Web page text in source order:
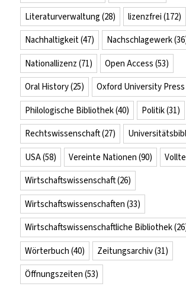
Literaturverwaltung (28) lizenzfrei (172)
Nachhaltigkeit(47) Nachschlagewerk
Nationallizenz (71) Open Access (53)
Oral History(25) Oxford University Press
Philologische Bibliothek(40) Politik(31)
Rechtswissenschaft(27)
USA(58) Vereinte Nationen (90)
Wirtschaftswissenschaft(26)
Wirtschaftswissenschaften (33)
Wirtschaftswissenschaftliche Bibliothek
Wörterbuch (40) Zeitungsarchiv(31)
Öffnungszeiten (53)